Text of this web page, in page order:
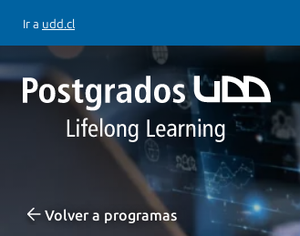
Ir a udd.cl
Volver a programas